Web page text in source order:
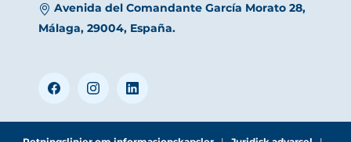
Avenida del Comandante García Morato 28,
Málaga, 29004, España.